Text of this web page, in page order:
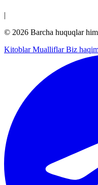
|
© 2026 Barcha huquqlar
KitoblarMualliflarBiz